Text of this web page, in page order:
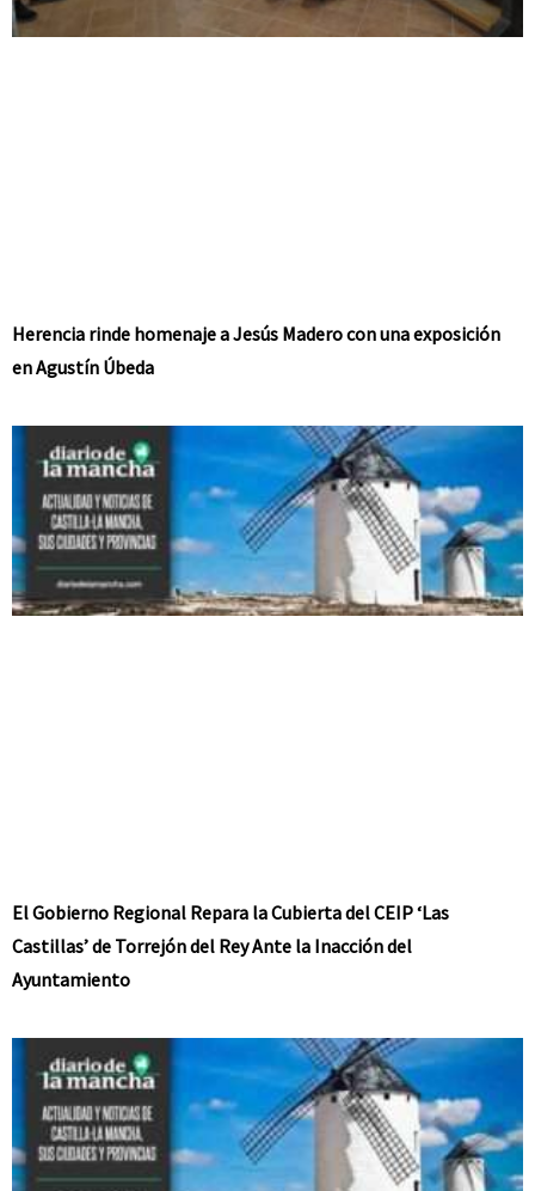
Herencia rinde homenaje a Jesús Madero con una exposición
en Agustín Úbeda
El Gobierno Regional Repara la Cubierta del CEIP ‘Las
Castillas’ de Torrejón del Rey Ante la Inacción del
Ayuntamiento